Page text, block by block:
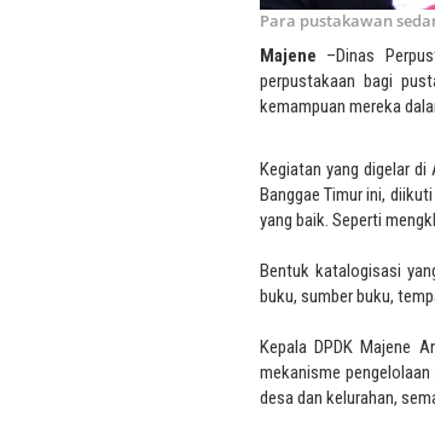
Para pustakawan
Majene –Dinas
perpustakaan bagi
kemampuan mereka
Kegiatan yang digelar
Banggae Timur ini,
yang baik. Seperti
Bentuk katalogisasi
buku, sumber buku,
Kepala DPDK Majene
mekanisme
desa dan kelurahan,